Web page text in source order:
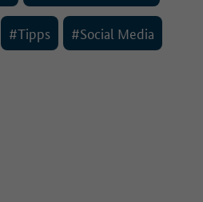
#Tipps #Social Media